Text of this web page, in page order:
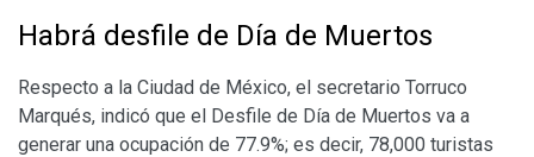
Habrá desfile de Día de Muertos
Respecto a la Ciudad de México, el secretario Torruco
Marqués, indicó que el Desfile de Día de Muertos va a
generar una ocupación de 77.9%; es decir, 78,000 turistas